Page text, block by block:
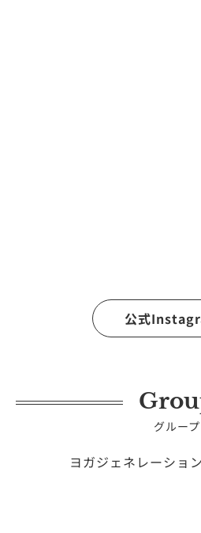
公式
グループ
ヨガジェネレーショ